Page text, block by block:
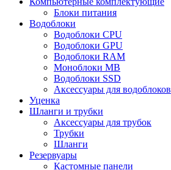
Блоки питания
Водоблоки
Водоблоки CPU
Водоблоки GPU
Водоблоки RAM
Моноблоки MB
Водоблоки SSD
Аксессуары для водоблоков
Уценка
Шланги и трубки
Аксессуары для трубок
Трубки
Шланги
Резервуары
Кастомные панели